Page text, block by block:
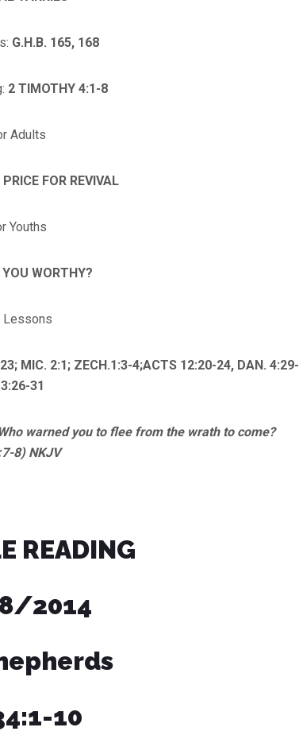
G.H.B. 165, 168
2 TIMOTHY 4:1-8
Adults
FOR REVIVAL
Youths
WORTHY?
Lessons
MIC. 2:1; ZECH.1:3-4;ACTS 12:20-24, DAN. 4:29-
31
warned you to flee from the wrath to come?
8) NKJV
READING
2014
10